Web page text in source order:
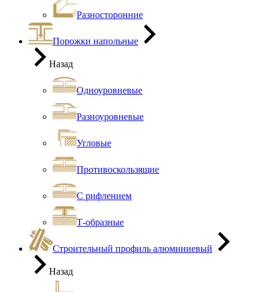
Разносторонние
Порожки напольные
Назад
Одноуровневые
Разноуровневые
Угловые
Противоскользящие
С рифлением
Т-образные
Строительный профиль алюминиевый
Назад